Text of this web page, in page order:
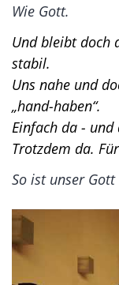
Wie Gott.
Und bleibt doch
stabil.
Uns nahe und
„hand-haben“.
Einfach da - und
Trotzdem da.
So ist unser Gott